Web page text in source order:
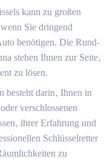
kann zu großen
Sie dringend
benötigen. Die Rund-
stehen Ihnen zur Seite‚
zu lösen.
besteht darin‚ Ihnen in
verschlossenen
ihrer Erfahrung und
Schlüsselretter
zu